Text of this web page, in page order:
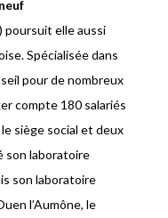
poursuit elle aussi
Spécialisée dans
pour de nombreux
compte 180 salariés
siège social et deux
son laboratoire
son laboratoire
l’Aumône, le